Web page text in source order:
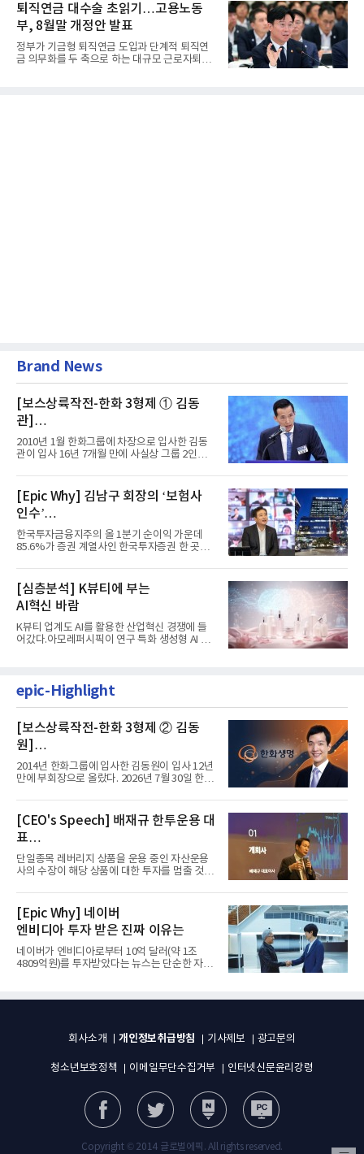
퇴직연금 대수술 초읽기…고용노동
부, 8월말 개정안 발표
정부가 기금형 퇴직연금 도입과 단계적 퇴직연
금 의무화를 두 축으로 하는 대규모 근로자퇴직
Brand News
[보스상륙작전-한화 3형제 ① 김동
관]
입사 16년 만에 수석부회장 … 경영승
계 ‘초읽기’
2010년 1월 한화그룹에 차장으로 입사한 김동
관이 입사 16년 7개월 만에 사실상 그룹 2인자
[Epic Why] 김남구 회장의 ‘보험사
인수’
발걸음이 신중해진 배경은?
한국투자금융지주의 올 1분기 순이익 가운데
85.6%가 증권 계열사인 한국투자증권 한 곳에
[심층분석] K뷰티에 부는
AI혁신 바람
K뷰티 업계도 AI를 활용한 산업혁신 경쟁에 들
어갔다.아모레퍼시픽이 연구 특화 생성형 AI 플
epic-Highlight
[보스상륙작전-한화 3형제 ② 김동
원]
입사 12년 만에 금융계열 수장 등극
2014년 한화그룹에 입사한 김동원이 입사 12년
만에 부회장으로 올랐다. 2026년 7월 30일 한화
[CEO's Speech] 배재규 한투운용 대
표
“개별종목 레버리지 투자 지금이라도
멈춰라”
단일종목 레버리지 상품을 운용 중인 자산운용
사의 수장이 해당 상품에 대한 투자를 멈출 것을
[Epic Why] 네이버
엔비디아 투자 받은 진짜 이유는
네이버가 엔비디아로부터 10억 달러(약 1조
4809억원)를 투자받았다는 뉴스는 단순한 자금
회사소개 개인정보취급방침 기사제보 광고문의
청소년보호정책 이메일무단수집거부 인터넷신문윤리강령
Copyright © 2014 글로벌에픽. All rights reserved.